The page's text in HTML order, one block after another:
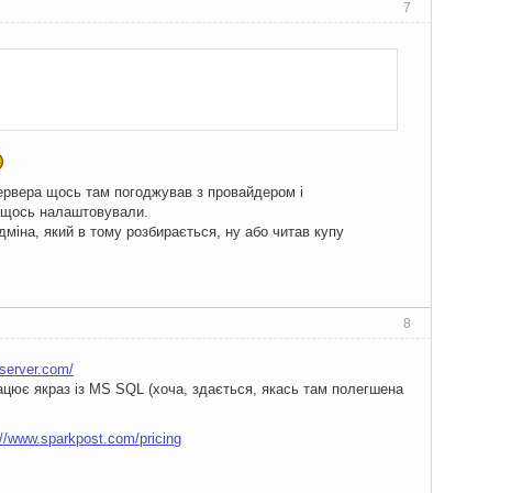
>( _fileName);
7
щось там погоджував з провайдером і
налаштовували.
який в тому розбирається, ну або читав купу
8
якраз із MS SQL (хоча, здається, якась там полегшена
www.sparkpost.com/pricing